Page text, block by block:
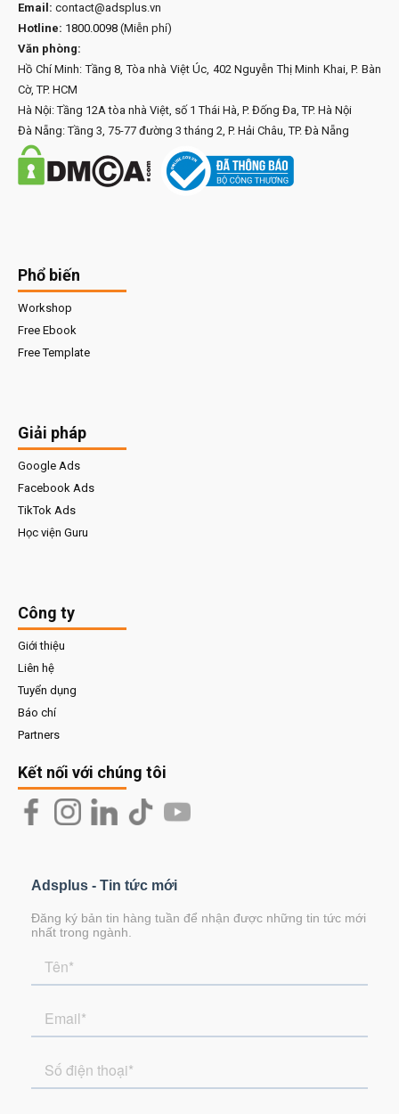
Email: contact@adsplus.vn
Hotline: 1800.0098 (Miễn phí)
Văn phòng:
Hồ Chí Minh: Tầng 8, Tòa nhà Việt Úc, 402 Nguyễn Thị Minh Khai, P. Bàn
Cờ, TP. HCM
Hà Nội: Tầng 12A tòa nhà Việt, số 1 Thái Hà, P. Đống Đa, TP. Hà Nội
Đà Nẵng: Tầng 3, 75-77 đường 3 tháng 2, P. Hải Châu, TP. Đà Nẵng
Phổ biến
Workshop
Free Ebook
Free Template
Giải pháp
Google Ads
Facebook Ads
TikTok Ads
Học viện Guru
Công ty
Giới thiệu
Liên hệ
Tuyển dụng
Báo chí
Partners
Kết nối với chúng tôi